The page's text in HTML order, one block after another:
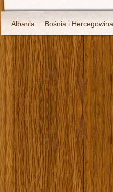
Albania Bośnia i Hercegowina